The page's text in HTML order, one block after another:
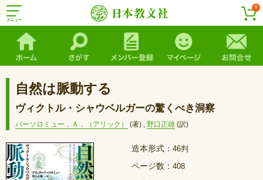
0
自然は脈動する
ヴィクトル・シャウベルガーの驚くべき洞察
バーソロミュー，Ａ．（アリック） (著) , 野口正雄 (訳)
造本形式： 46判
ページ数： 408